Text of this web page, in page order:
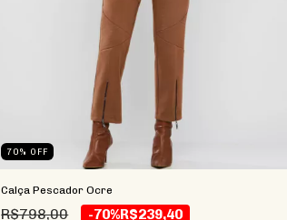
70% OFF
Calça Pescador Ocre
R$798,00 -70%R$239,40